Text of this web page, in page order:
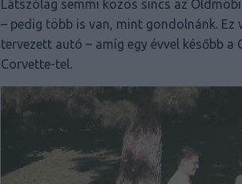
Látszólag semmi közös sincs az
– pedig több is van, mint gondolnánk. Ez
tervezett autó – amíg egy évvel később
Corvette-tel.